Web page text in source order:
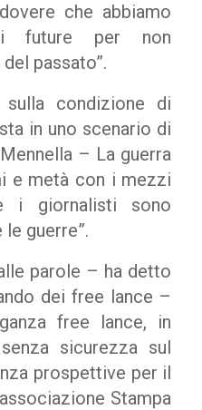
che abbiamo
future per non
passato”.
sulla condizione di
in uno scenario di
– La guerra
e metà con i mezzi
i giornalisti sono
guerre”.
parole – ha detto
dei free lance –
free lance, in
sicurezza sul
prospettive per il
Stampa